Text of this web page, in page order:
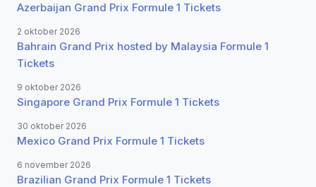
Azerbaijan Grand Prix Formule 1 Tickets
2 oktober 2026
Bahrain Grand Prix hosted by Malaysia Formule 1
Tickets
9 oktober 2026
Singapore Grand Prix Formule 1 Tickets
30 oktober 2026
Mexico Grand Prix Formule 1 Tickets
6 november 2026
Brazilian Grand Prix Formule 1 Tickets